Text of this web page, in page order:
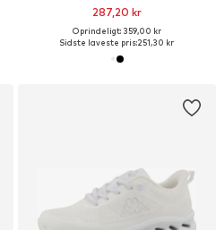
287,20 kr
Oprindeligt: 359,00 kr
Sidste laveste pris:251,30 kr